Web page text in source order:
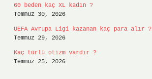
60 beden kaç XL kadın ?
Temmuz 30, 2026
UEFA Avrupa Ligi kazanan kaç para alır ?
Temmuz 29, 2026
Kaç türlü otizm vardır ?
Temmuz 25, 2026